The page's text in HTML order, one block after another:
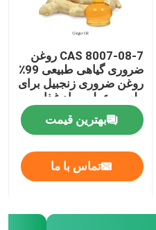
CAS 8007-08-7 روغن
ضروری گیاهی طبیعی 99٪
روغن ضروری زنجبیل برای
طعم و عطر مواد غذایی
بهترین قیمت
تماس با ما